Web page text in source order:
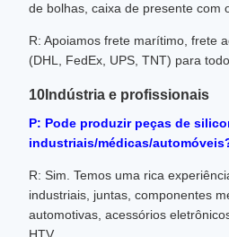
de bolhas, caixa de presente com
R: Apoiamos frete marítimo, frete
(DHL, FedEx, UPS, TNT) para
10Indústria e profissionais
P: Pode produzir peças de
industriais/médicas/
R: Sim. Temos uma rica
industriais, juntas, componentes
automotivas, acessórios